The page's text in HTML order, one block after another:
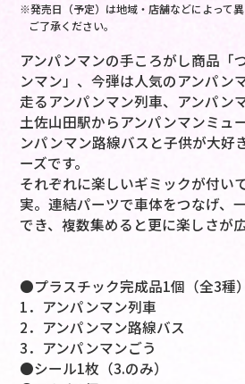
※発売日（予定）は地域・店舗などによって
ご了承ください。
アンパンマンの手ころがし商品「
ンマン」、今弾は人気のアンパン
走るアンパンマン列車、アンパン
土佐山田駅からアンパンマンミュ
ンパンマン路線バスと子供が大好
ーズです。
それぞれに楽しいギミックが付い
実。連結パーツで車体をつなげ、
でき、複数集めると更に楽しさが広
●プラスチック完成品1個（全3種）
1．アンパンマン列車
2．アンパンマン路線バス
3．アンパンマンごう
●シール1枚（3.のみ）